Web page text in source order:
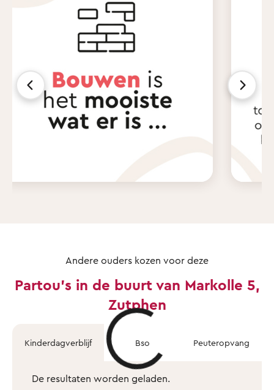
Andere ouders kozen voor deze
Partou's in de buurt van Markolle 5,
Zutphen
Kinderdagverblijf Bso Peuteropvang
De resultaten worden geladen.